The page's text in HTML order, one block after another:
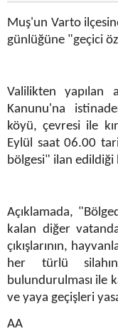
Muş'un Varto
günlüğüne "geçici
Valilikten yapılan
Kanunu'na
köyü, çevresi ile
Eylül saat 06.00
bölgesi" ilan
Açıklamada,
kalan diğer
çıkışlarının,
her türlü
bulundurulması ile
ve yaya geçişleri
AA